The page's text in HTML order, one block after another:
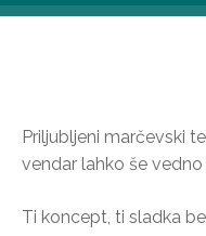
Priljubljeni marčevski
vendar lahko še
Ti koncept, ti sladka